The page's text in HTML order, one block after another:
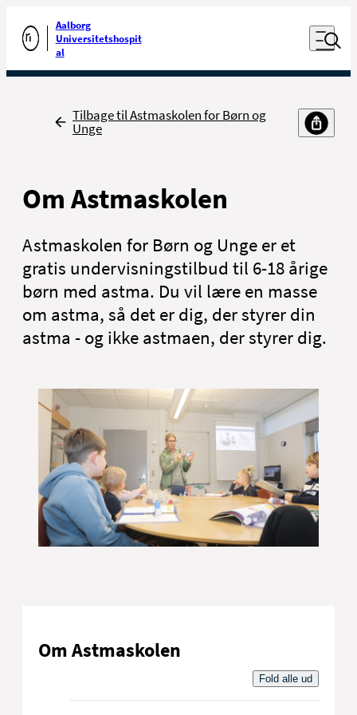
Gå til forsiden
Aalborg
Universitetshospit
al
Åben
Udfør søgning
Tilbage
Tilbage til Astmaskolen for Børn og
Unge
Om Astmaskolen
Astmaskolen for Børn og Unge er et
gratis undervisningstilbud til 6-18 årige
børn med astma. Du vil lære en masse
om astma, så det er dig, der styrer din
astma - og ikke astmaen, der styrer dig.
Om Astmaskolen
Fold alle ud